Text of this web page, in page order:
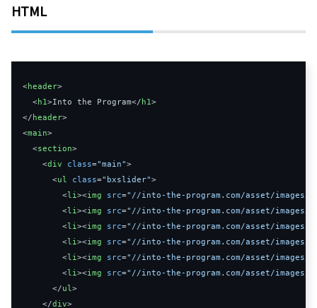
HTML
<header>
<h1>Into the Program</h1>
</header>
<main>
<section>
<div class="main">
<ul class="bxslider">
<li ><img src="//into-the-program.com/asset/images/
<li ><img src="//into-the-program.com/asset/images/
<li ><img src="//into-the-program.com/asset/images/
<li ><img src="//into-the-program.com/asset/images/
<li ><img src="//into-the-program.com/asset/images/
<li ><img src="//into-the-program.com/asset/images/
</ul >
</div>